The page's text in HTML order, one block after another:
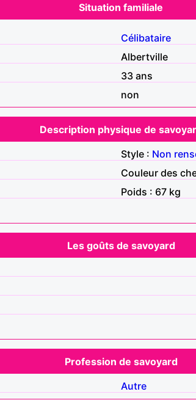
Situation familiale
Célibataire
Albertville
33 ans
non
Description physique de
Style : Non
Couleur des
Poids : 67 kg
Les goûts de savoyard
Profession de savoyard
Autre